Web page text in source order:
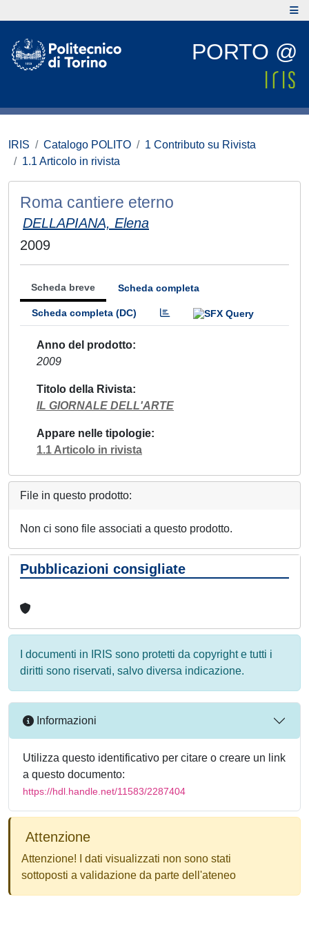
PORTO @
IRIS Catalogo POLITO
1 Contributo su Rivista
1.1 Articolo in rivista
Roma cantiere eterno
DELLAPIANA, Elena
2009
Scheda breve Scheda completa
Scheda completa (DC)
Anno del prodotto
2009
Titolo della Rivista
IL GIORNALE DELL'ARTE
Appare nelle tipologie
1.1 Articolo in rivista
File in questo prodotto:
Non ci sono file associati a questo prodotto.
Pubblicazioni consigliate
I documenti in IRIS sono protetti da copyright e tutti i
diritti sono riservati, salvo diversa indicazione.
Informazioni
Utilizza questo identificativo per citare o creare un link
a questo documento:
https://hdl.handle.net/11583/2287404
Attenzione
Attenzione! I dati visualizzati non sono stati
sottoposti a validazione da parte dell'ateneo